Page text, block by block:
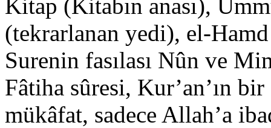
Kitap (Kitabın anası),
(tekrarlanan yedi), el-
Surenin fasılası Nûn ve
Fâtiha sûresi, Kur’an’ın
mükâfat, sadece Allah’a